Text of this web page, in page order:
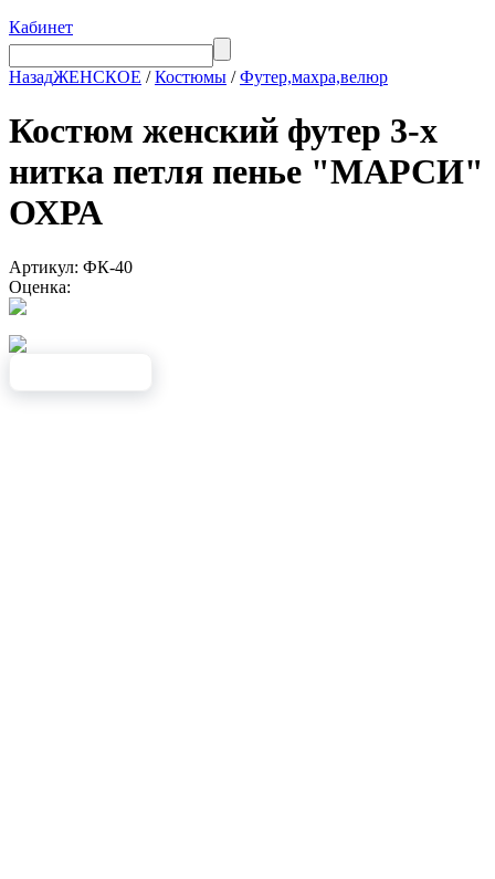
Кабинет
НазадЖЕНСКОЕ /Костюмы /Футер,махра,велюр
Костюм женский футер 3-х
нитка петля пенье "МАРСИ"
ОХРА
Артикул: ФК-40
Оценка: